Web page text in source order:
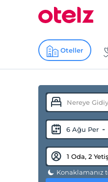
Oteller
6 Ağu Per -
Konaklamanız